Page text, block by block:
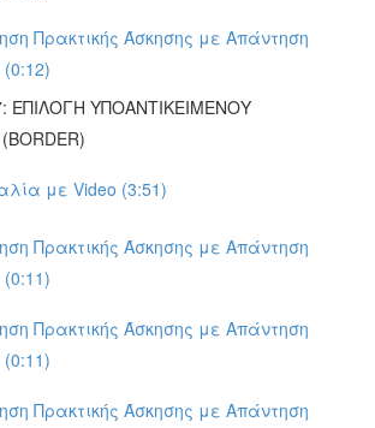
Πρακτικής Άσκησης με Απάντηση
ΕΠΙΛΟΓΗ ΥΠΟΑΝΤΙΚΕΙΜΕΝΟΥ
με Video (3:51)
Πρακτικής Άσκησης με Απάντηση
Πρακτικής Άσκησης με Απάντηση
Πρακτικής Άσκησης με Απάντηση